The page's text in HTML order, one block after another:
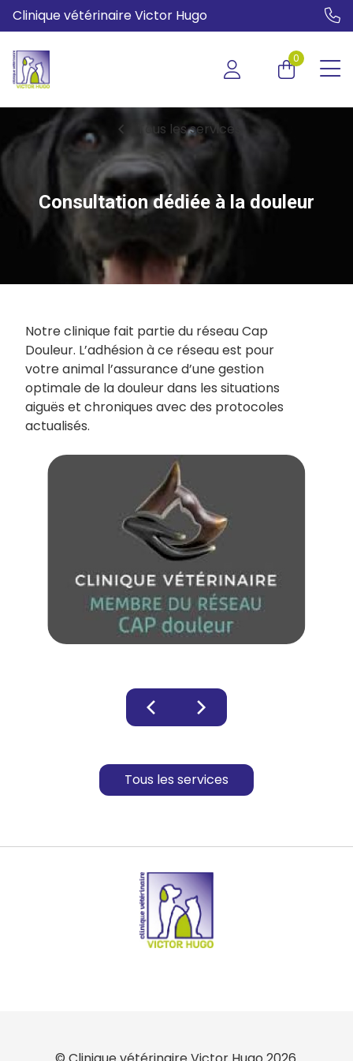
Clinique vétérinaire Victor Hugo
0
chevron_left Tous les services
Consultation dédiée à la douleur
Notre clinique fait partie du réseau Cap
Douleur. L’adhésion à ce réseau est pour
votre animal l’assurance d’une gestion
optimale de la douleur dans les situations
aiguës et chroniques avec des protocoles
actualisés.
chevron_left chevron_right
Tous les services